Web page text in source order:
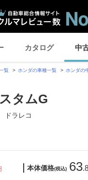
カタログ 中
覧 ホンダの車種一覧 ホンダの
タムG
ラレコ
本体価格(税込) 63